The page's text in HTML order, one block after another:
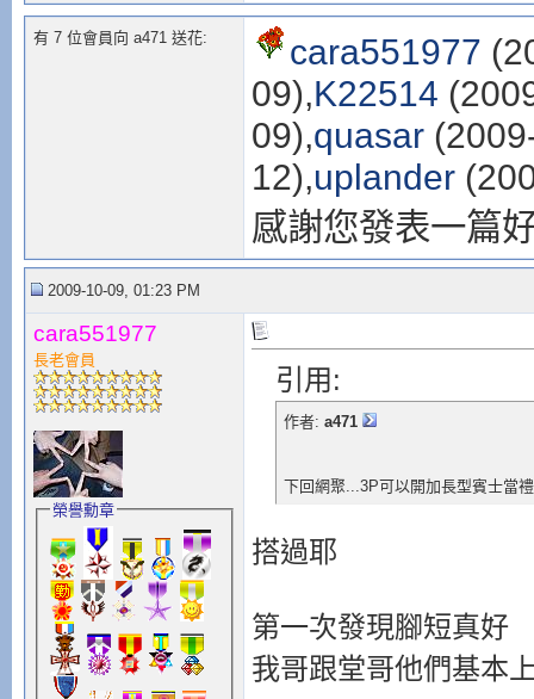
有 7 位會員向 a471 送花: cara551977
09),K22514
09),quasar
12),uplander
感謝您發表一篇
2009-10-09, 01:23 PM
cara551977
長老會員
榮譽勳章
引用:
作者: a471
下回網聚...3P可以開加長型賓士當
搭過耶
第一次發現腳短真好
我哥跟堂哥他們基本